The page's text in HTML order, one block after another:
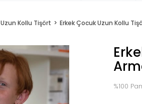
Uzun Kollu Tişört Erkek Çocuk Uzun Kollu
%100